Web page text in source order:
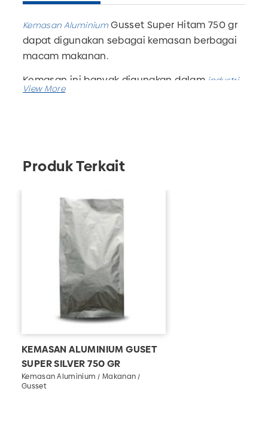
Kemasan AluminiumGusset Super Hitam 750 gr
dapat digunakan sebagai kemasan berbagai
macam makanan.
Kemasan ini banyak digunakan dalam industri
makanan.
warna, yaitu merah,emas
Ukuran yang tersedia untuk kemasan ini
250 grhingga
Pabrik botol plastik
kami juga menyediakan jasa
custom untuk produk-produk berbahan
Produk Terkait
KEMASAN ALUMINIUM GUSET
SUPER SILVER 750 GR
Kemasan Aluminium / Makanan /
Gusset